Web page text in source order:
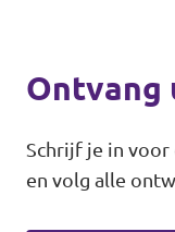
Ontvang
Schrijf je in
en volg alle